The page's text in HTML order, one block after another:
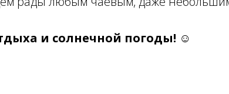
и солнечной погоды! ☺